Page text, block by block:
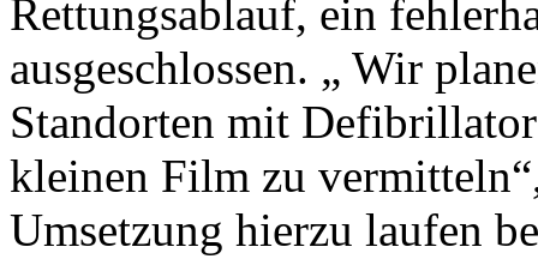
Rettungsablauf, ein
ausgeschlossen. „ Wir
Standorten mit
kleinen Film zu
Umsetzung hierzu laufen